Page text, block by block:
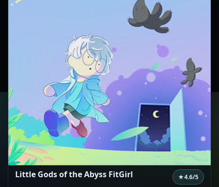
Little Gods of the Abyss FitGirl ★4.6/5